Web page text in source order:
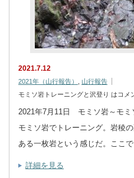
2021.7.12
2021年（山行報告）
山行報告
モミソ岩トレーニングと沢登り は コメ
2021年7月11日 モミソ岩～モ
モミソ岩でトレーニング。岩稜
ある一枚岩という感じだ。ここ
詳細を見る